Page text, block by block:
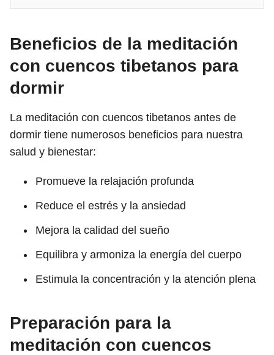
Beneficios de la meditación
con cuencos tibetanos para
dormir
La meditación con cuencos tibetanos antes de
dormir tiene numerosos beneficios para nuestra
salud y bienestar:
Promueve la relajación profunda
Reduce el estrés y la ansiedad
Mejora la calidad del sueño
Equilibra y armoniza la energía del cuerpo
Estimula la concentración y la atención plena
Preparación para la
meditación con cuencos